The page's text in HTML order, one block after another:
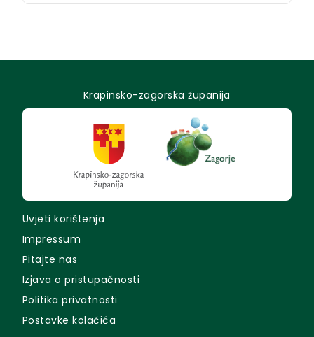
Krapinsko-zagorska županija
Uvjeti korištenja
Impressum
Pitajte nas
Izjava o pristupačnosti
Politika privatnosti
Postavke kolačića